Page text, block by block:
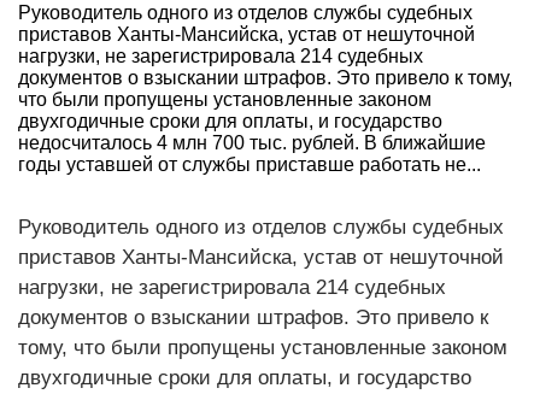
Руководитель одного из отделов службы судебных
приставов Ханты-Мансийска, устав от нешуточной
нагрузки, не зарегистрировала 214 судебных
документов о взыскании штрафов. Это привело к тому,
что были пропущены установленные законом
двухгодичные сроки для оплаты, и государство
недосчиталось 4 млн 700 тыс. рублей. В ближайшие
годы уставшей от службы приставше работать не...
Руководитель одного из отделов службы судебных
приставов Ханты-Мансийска, устав от нешуточной
нагрузки, не зарегистрировала 214 судебных
документов о взыскании штрафов. Это привело к
тому, что были пропущены установленные законом
двухгодичные сроки для оплаты, и государство